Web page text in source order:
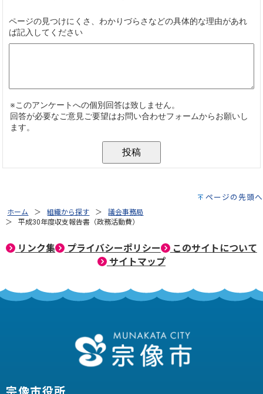
ページの先頭へ
ホーム 組織から探す
議会事務局
平成30年度収支報告書（政務活動費）
リンク集 プライバシーポリシー
このサイトについて
サイトマップ